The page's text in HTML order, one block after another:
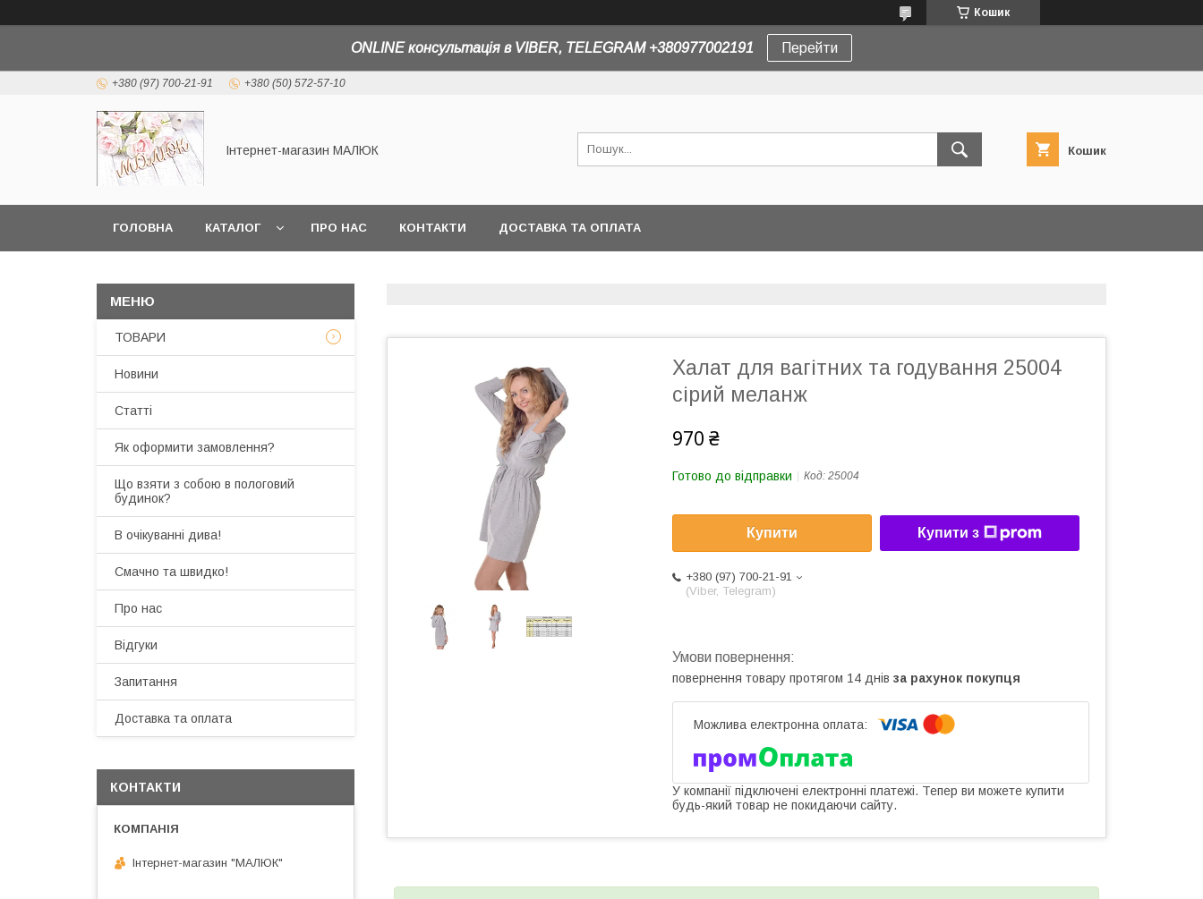
Кошик
ONLINE консультація в VIBER, TELEGRAM +380977002191 Перейти
+380 (97) 700-21-91 +380 (50) 572-57-10
Інтернет-магазин МАЛЮК Кошик
ГОЛОВНА КАТАЛОГ ПРО НАС КОНТАКТИ ДОСТАВКА ТА ОПЛАТА
Халат для вагітних та годування 25004
сірий меланж
970 ₴
Готово до відправки Код: 25004
Купити Купити з
+380 (97) 700-21-91
(Viber, Telegram)
повернення товару протягом 14 днів за рахунок покупця
У компанії підключені електронні платежі. Тепер ви можете купити
будь-який товар не покидаючи сайту.
ТОВАРИ
Новини
Статті
Як оформити замовлення?
Що взяти з собою в пологовий
будинок?
В очікуванні дива!
Смачно та швидко!
Про нас
Відгуки
Запитання
Доставка та оплата
КОНТАКТИ
Інтернет-магазин "МАЛЮК"